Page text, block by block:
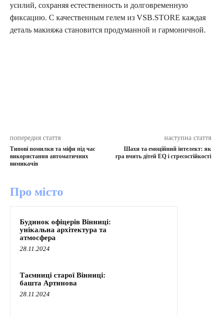
усилий, сохраняя естественность и долговременную
фиксацию. С качественным гелем из VSB.STORE каждая
деталь макияжа становится продуманной и гармоничной.
попередня стаття
Типові помилки та міфи під час
використання автоматичних
вимикачів
наступна стаття
Шахи та емоційний інтелект: як
гра вчить дітей EQ і стресостійкості
Про місто
Будинок офіцерів Вінниці:
унікальна архітектура та
атмосфера
28.11.2024
Таємниці старої Вінниці:
башта Артинова
28.11.2024